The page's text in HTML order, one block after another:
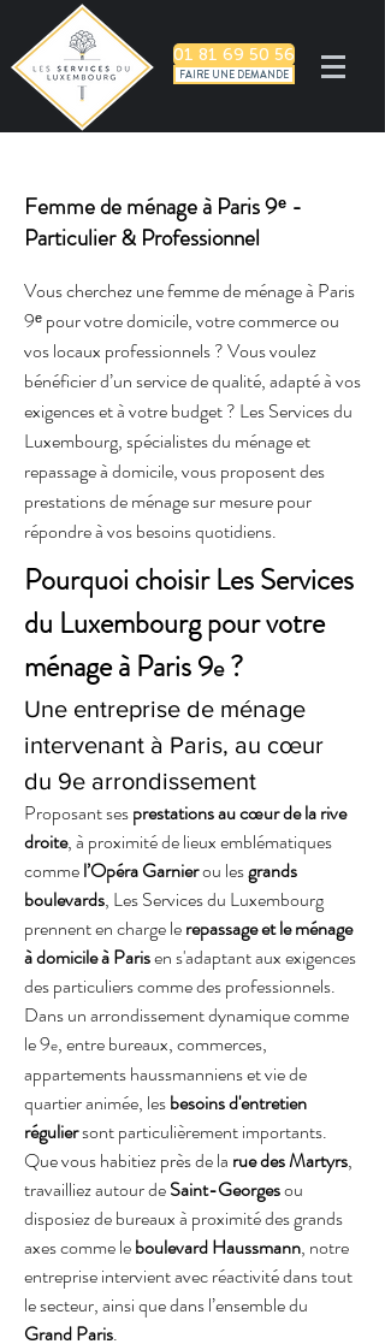
01 81 69 50 56
FAIRE UNE DEMANDE
Femme de ménage à Paris 9ᵉ -
Particulier & Professionnel
Vous cherchez une femme de ménage à Paris
9ᵉ pour votre domicile, votre commerce ou
vos locaux professionnels ? Vous voulez
bénéficier d’un service de qualité, adapté à vos
exigences et à votre budget ? Les Services du
Luxembourg, spécialistes du ménage et
repassage à domicile, vous proposent des
prestations de ménage sur mesure pour
répondre à vos besoins quotidiens.
Pourquoi choisir Les Services
du Luxembourg pour votre
ménage à Paris 9e ?
Une entreprise de ménage
intervenant à Paris, au cœur
du 9e arrondissement
Proposant ses prestations au cœur de la rive
droite, à proximité de lieux emblématiques
comme l’Opéra Garnier ou les grands
boulevards, Les Services du Luxembourg
prennent en charge le repassage et le ménage
à domicile à Paris en s'adaptant aux exigences
des particuliers comme des professionnels.
Dans un arrondissement dynamique comme
le 9e, entre bureaux, commerces,
appartements haussmanniens et vie de
quartier animée, les besoins d'entretien
régulier sont particulièrement importants.
Que vous habitiez près de la rue des Martyrs,
travailliez autour de Saint-Georges ou
disposiez de bureaux à proximité des grands
axes comme le boulevard Haussmann, notre
entreprise intervient avec réactivité dans tout
le secteur, ainsi que dans l’ensemble du
Grand Paris.